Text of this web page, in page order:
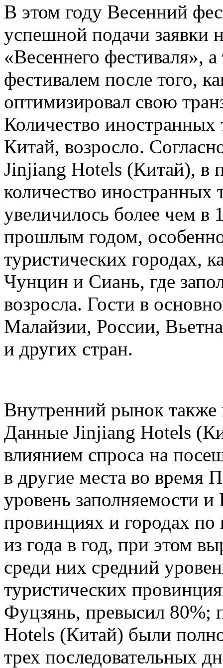
В этом году Весенний
успешной подачи заявки
«Весеннего фестиваля»,
фестивалем после того,
оптимизировал свою
Количество
Китай, возросло.
Jinjiang Hotels (Китай), в
количество иностранных
увеличилось более чем в
прошлым годом,
туристических
Чунцин и Сиань, где
возросла. Гости в
Малайзии, России,
и других стран.
Внутренний рынок также
Данные Jinjiang Hotels
влиянием спроса на
в другие места во время
уровень заполняемости
провинциях и городах по
из года в год, при этом
среди них средний
туристических
Фуцзянь, превысил 80%;
Hotels (Китай) были
трех последовательных